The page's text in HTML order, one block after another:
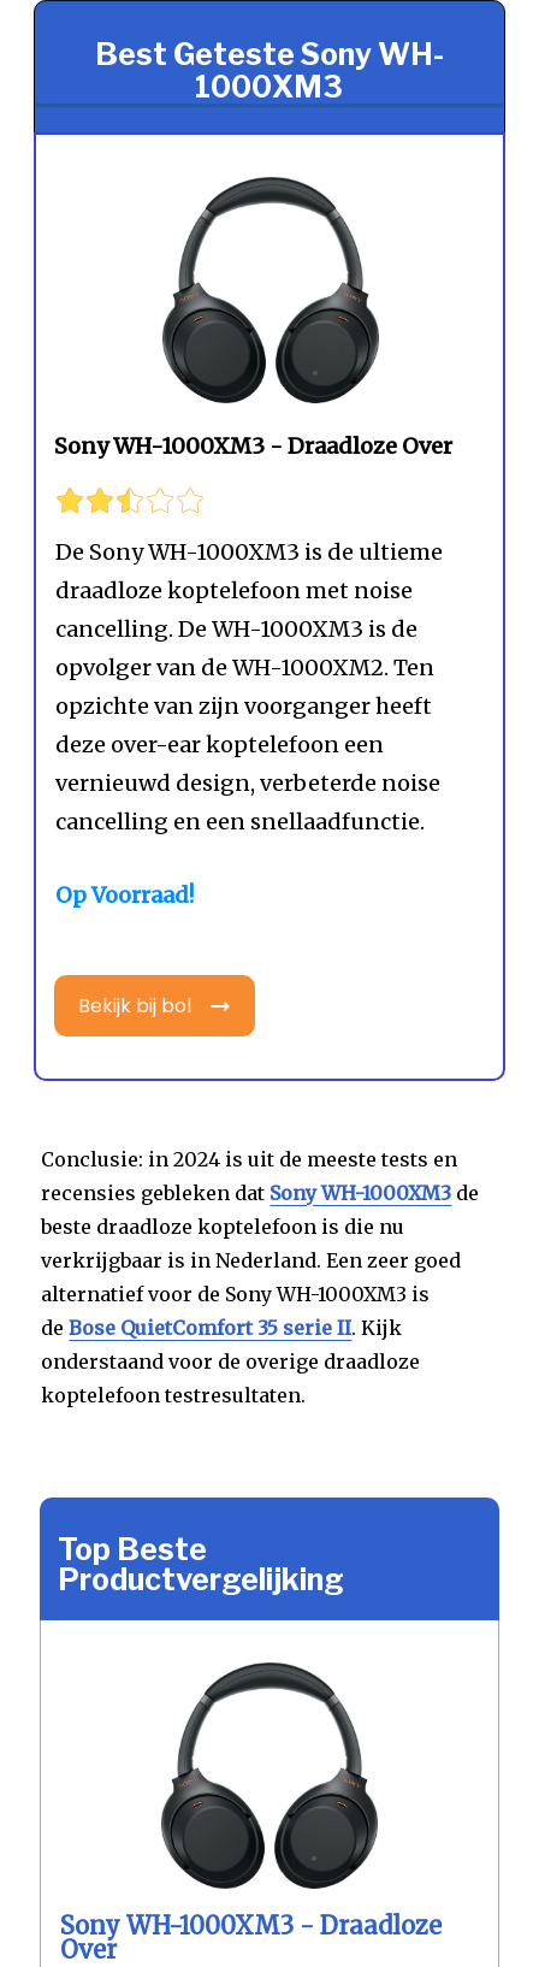
Best Geteste Sony WH-
1000XM3
Sony WH-1000XM3 - Draadloze Over
De Sony WH-1000XM3 is de ultieme
draadloze koptelefoon met noise
cancelling. De WH-1000XM3 is de
opvolger van de WH-1000XM2. Ten
opzichte van zijn voorganger heeft
deze over-ear koptelefoon een
vernieuwd design, verbeterde noise
cancelling en een snellaadfunctie.
Op Voorraad!
Bekijk bij bol
Conclusie: in 2024 is uit de meeste tests en
recensies gebleken dat Sony WH-1000XM3 de
beste draadloze koptelefoon is die nu
verkrijgbaar is in Nederland. Een zeer goed
alternatief voor de Sony WH-1000XM3 is
deBose QuietComfort 35 serie II. Kijk
onderstaand voor de overige draadloze
koptelefoon testresultaten.
Top Beste
Productvergelijking
Sony WH-1000XM3 - Draadloze
Over